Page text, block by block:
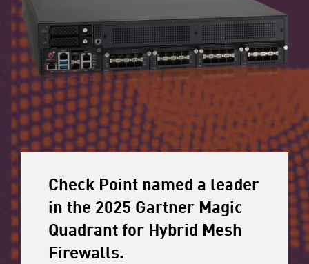
Check Point named a leader
in the 2025 Gartner Magic
Quadrant for Hybrid Mesh
Firewalls.